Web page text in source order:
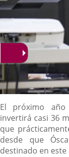
Descripción
El próximo año
invertirá casi 36
que
desde que
destinado en